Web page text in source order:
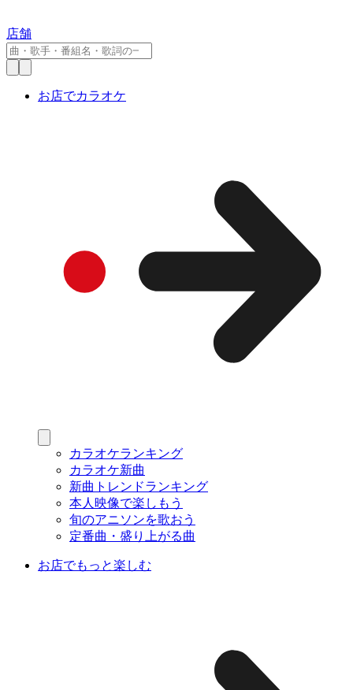
店舗
お店でカラオケ
カラオケランキング
カラオケ新曲
新曲トレンドランキング
本人映像で楽しもう
旬のアニソンを歌おう
定番曲・盛り上がる曲
お店でもっと楽しむ